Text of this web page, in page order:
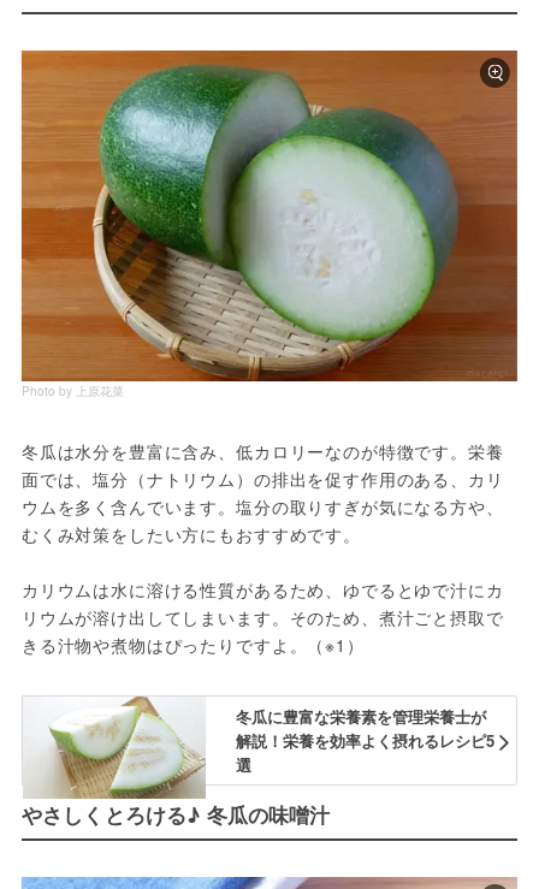
Photo by 上原花菜
冬瓜は水分を豊富に含み、低カロリーなのが特徴です。栄養
面では、塩分（ナトリウム）の排出を促す作用のある、カリ
ウムを多く含んでいます。塩分の取りすぎが気になる方や、
むくみ対策をしたい方にもおすすめです。
カリウムは水に溶ける性質があるため、ゆでるとゆで汁にカ
リウムが溶け出してしまいます。そのため、煮汁ごと摂取で
きる汁物や煮物はぴったりですよ。（※1）
冬瓜に豊富な栄養素を管理栄養士が
解説！栄養を効率よく摂れるレシピ5
選
やさしくとろける♪ 冬瓜の味噌汁